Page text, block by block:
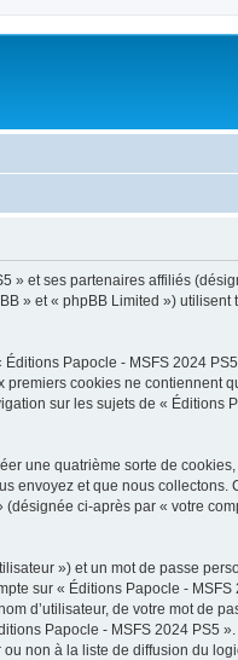
et ses partenaires affiliés
» et « phpBB Limited »)
Papocle - MSFS 2024
cookies ne contiennent
sur les sujets de « Éditions
une quatrième sorte de
envoyez et que nous
ci-après par « votre
») et un mot de passe
sur « Éditions Papocle -
d’utilisateur, de votre mot de
Papocle - MSFS 2024 PS5
non à la liste de diffusion du